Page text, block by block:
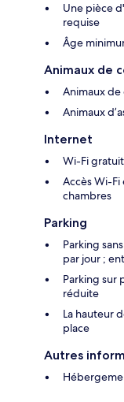
Une pièce
requise
Âge
Animaux de
Animaux
Animaux
Internet
Wi-Fi
Accès Wi-
chambres
Parking
Parking
par jour ;
Parking sur
réduite
La hauteur
place
Autres